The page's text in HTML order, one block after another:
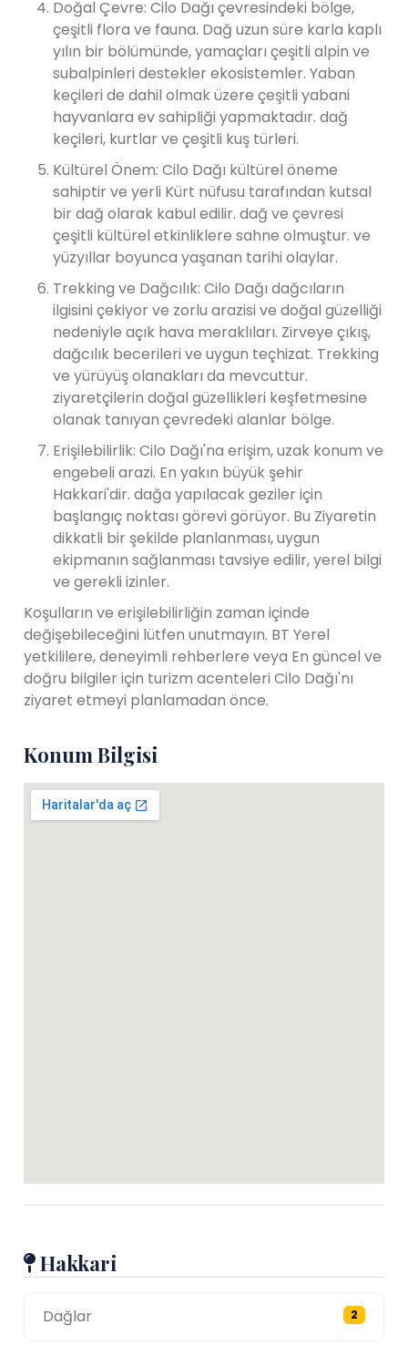
Doğal Çevre: Cilo Dağı çevresindeki bölge,
çeşitli flora ve fauna. Dağ uzun süre karla kaplı
yılın bir bölümünde, yamaçları çeşitli alpin ve
subalpinleri destekler ekosistemler. Yaban
keçileri de dahil olmak üzere çeşitli yabani
hayvanlara ev sahipliği yapmaktadır. dağ
keçileri, kurtlar ve çeşitli kuş türleri.
Kültürel Önem: Cilo Dağı kültürel öneme
sahiptir ve yerli Kürt nüfusu tarafından kutsal
bir dağ olarak kabul edilir. dağ ve çevresi
çeşitli kültürel etkinliklere sahne olmuştur. ve
yüzyıllar boyunca yaşanan tarihi olaylar.
Trekking ve Dağcılık: Cilo Dağı dağcıların
ilgisini çekiyor ve zorlu arazisi ve doğal güzelliği
nedeniyle açık hava meraklıları. Zirveye çıkış,
dağcılık becerileri ve uygun teçhizat. Trekking
ve yürüyüş olanakları da mevcuttur.
ziyaretçilerin doğal güzellikleri keşfetmesine
olanak tanıyan çevredeki alanlar bölge.
Erişilebilirlik: Cilo Dağı'na erişim, uzak konum ve
engebeli arazi. En yakın büyük şehir
Hakkari'dir. dağa yapılacak geziler için
başlangıç ​​noktası görevi görüyor. Bu Ziyaretin
dikkatli bir şekilde planlanması, uygun
ekipmanın sağlanması tavsiye edilir, yerel bilgi
ve gerekli izinler.
Koşulların ve erişilebilirliğin zaman içinde
değişebileceğini lütfen unutmayın. BT Yerel
yetkililere, deneyimli rehberlere veya En güncel ve
doğru bilgiler için turizm acenteleri Cilo Dağı'nı
ziyaret etmeyi planlamadan önce.
Konum Bilgisi
Hakkari
Dağlar 2